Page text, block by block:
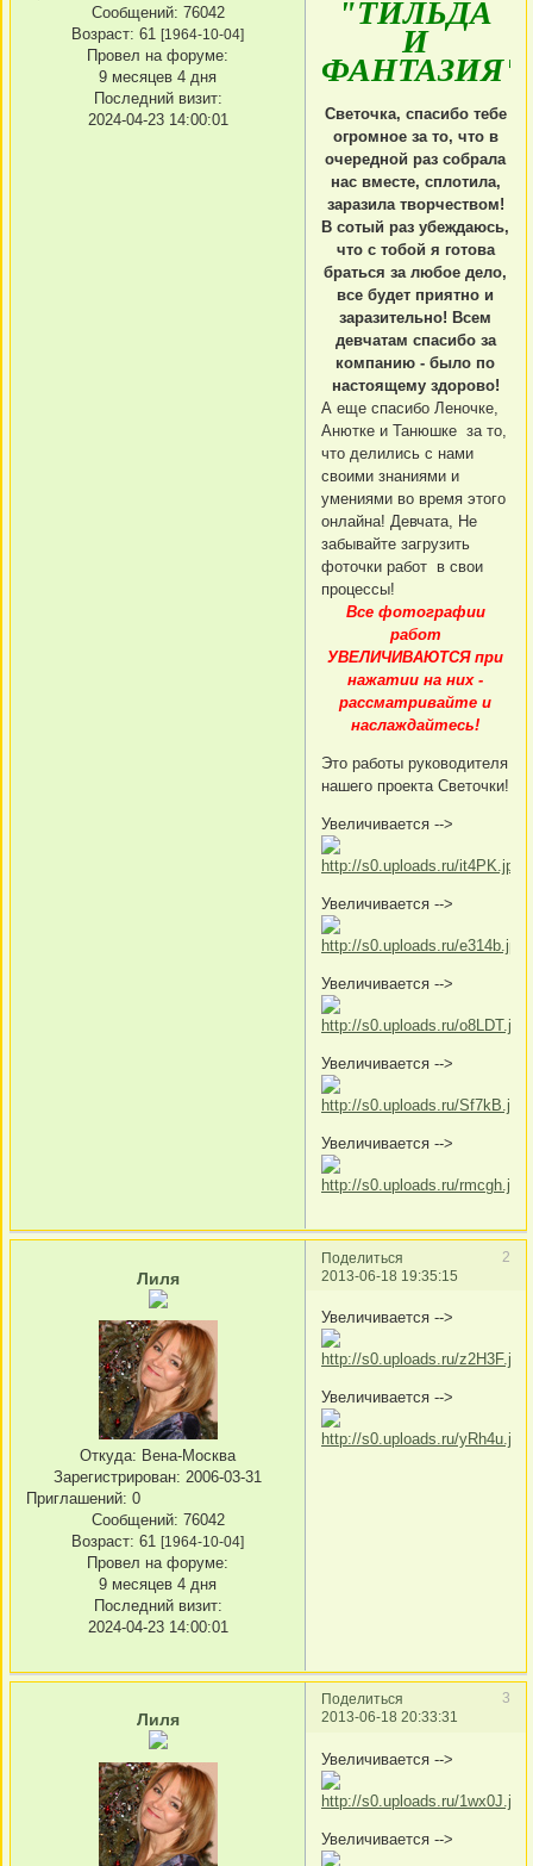
Сообщений: 76042
Возраст: 61 [1964-10-04]
Провел на форуме:
9 месяцев 4 дня
Последний визит:
2024-04-23 14:00:01
"ТИЛЬДА
И
ФАНТАЗИЯ"
Светочка, спасибо тебе
огромное за то, что в
очередной раз собрала
нас вместе, сплотила,
заразила творчеством!
В сотый раз убеждаюсь,
что с тобой я готова
браться за любое дело,
все будет приятно и
заразительно! Всем
девчатам спасибо за
компанию - было по
настоящему здорово!
А еще спасибо Леночке,
Анютке и Танюшке за то,
что делились с нами
своими знаниями и
умениями во время этого
онлайна! Девчата, Не
забывайте загрузить
фоточки работ в свои
процессы!
Все фотографии
работ
УВЕЛИЧИВАЮТСЯ при
нажатии на них -
рассматривайте и
наслаждайтесь!
Это работы руководителя
нашего проекта Светочки!
Увеличивается -->
Увеличивается -->
Увеличивается -->
Увеличивается -->
Увеличивается -->
Поделиться
2
2013-06-18 19:35:15
Лиля
Откуда: Вена-Москва
Зарегистрирован: 2006-03-31
Приглашений: 0
Сообщений: 76042
Возраст: 61 [1964-10-04]
Провел на форуме:
9 месяцев 4 дня
Последний визит:
2024-04-23 14:00:01
Увеличивается -->
Увеличивается -->
Поделиться
3
2013-06-18 20:33:31
Лиля
Увеличивается -->
Увеличивается -->